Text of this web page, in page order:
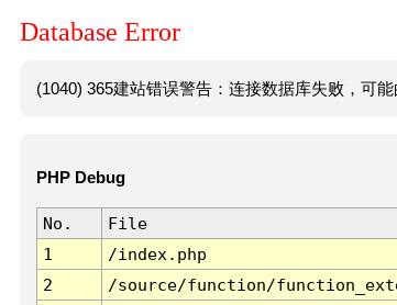
Database Error
(1040) 365建站错误警告：连接数据库失败，可
PHP Debug
No. File
1
/index.php
2
/source/function/